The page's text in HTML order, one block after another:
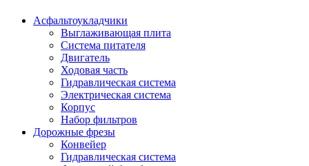
Асфальтоукладчики
Выглаживающая плита
Система питателя
Двигатель
Ходовая часть
Гидравлическая система
Электрическая система
Корпус
Набор фильтров
Дорожные фрезы
Конвейер
Гидравлическая система